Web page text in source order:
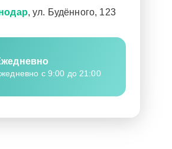
, ул. Будённого, 123
с 9:00 до 21:00